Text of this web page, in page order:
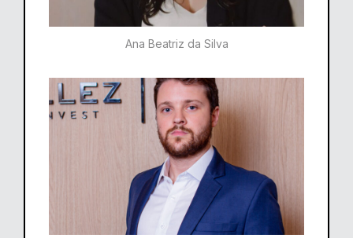
Ana Beatriz da Silva